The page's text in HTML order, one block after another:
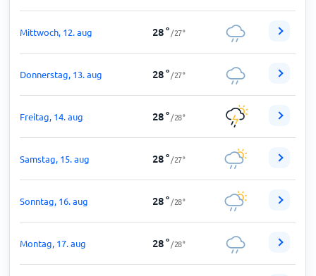
Mittwoch, 12. aug 28° /27°
Donnerstag, 13. aug 28° /27°
Freitag, 14. aug 28° /28°
Samstag, 15. aug 28° /27°
Sonntag, 16. aug 28° /28°
Montag, 17. aug 28° /28°